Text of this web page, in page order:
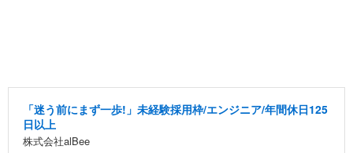
「迷う前にまず一歩!」未経験採用枠/エンジニア/年間休日125
日以上
株式会社alBee